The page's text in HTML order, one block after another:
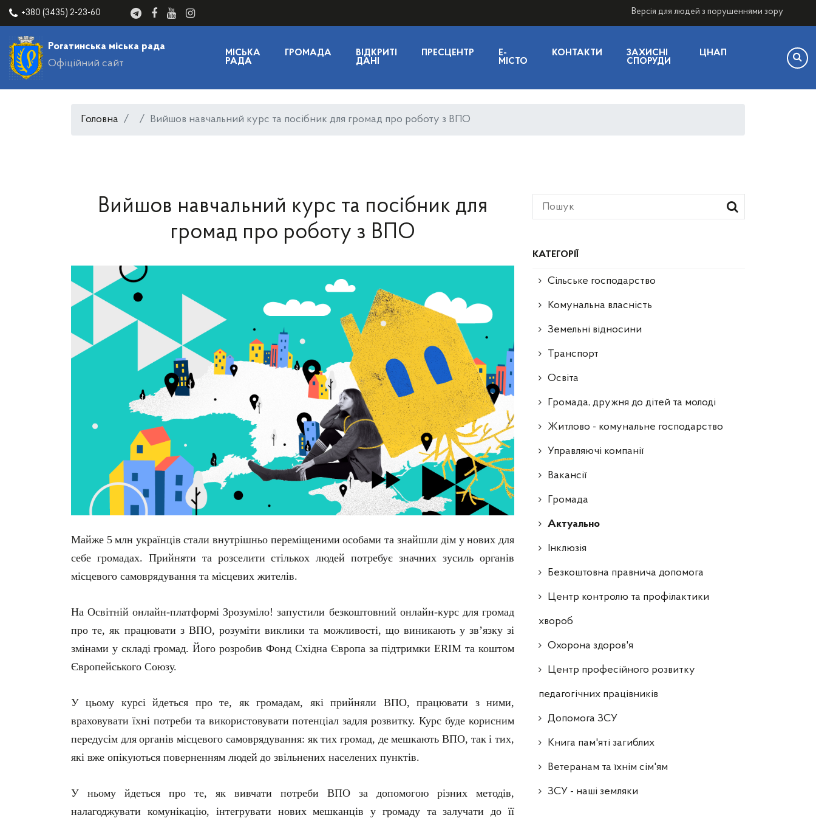
+380 (3435) 2-23-60 Версія для людей з порушеннями зору
Рогатинська міська рада
Офіційний сайт
МІСЬКА
РАДА
ГРОМАДА
ВІДКРИТІ
ДАНІ
ПРЕСЦЕНТР
E-
МІСТО
КОНТАКТИ
ЗАХИСНІ
СПОРУДИ
ЦНАП
Головна Вийшов навчальний курс та посібник для громад про роботу з ВПО
КАТЕГОРІЇ
Сільське господарство
Комунальна власність
Земельні відносини
Транспорт
Освіта
Громада, дружня до дітей та молоді
Житлово - комунальне господарство
Управляючі компанії
Ваканcії
Громада
Актуально
Інклюзія
Безкоштовна правнича допомога
Центр контролю та профілактики
хвороб
Охорона здоров'я
Центр професійного розвитку
педагогічних працівників
Допомога ЗСУ
Книга пам'яті загиблих
Ветеранам та їхнім сім'ям
ЗСУ - наші земляки
Вийшов навчальний курс та посібник для
громад про роботу з ВПО
Майже 5 млн українців стали внутрішньо переміщеними особами та знайшли дім у нових для
себе громадах. Прийняти та розселити стількох людей потребує значних зусиль органів
місцевого самоврядування та місцевих жителів.
На Освітній онлайн-платформі Зрозуміло! запустили безкоштовний онлайн-курс для громад
про те, як працювати з ВПО, розуміти виклики та можливості, що виникають узв’язку зі
змінами у складі громад. Його розробив Фонд Східна Європа за підтримки ERIM та коштом
Європейського Союзу.
У цьому курсі йдеться про те, як громадам, які прийняли ВПО, працювати з ними,
враховувати їхні потреби та використовувати потенціал задля розвитку. Курс буде корисним
передусім для органів місцевого самоврядування: як тих громад, де мешкають ВПО, так і тих,
які вже опікуються поверненням людей до звільнених населених пунктів.
У ньому йдеться про те, як вивчати потреби ВПО за допомогою різних методів,
налагоджувати комунікацію, інтегрувати нових мешканців у громаду та залучати до її